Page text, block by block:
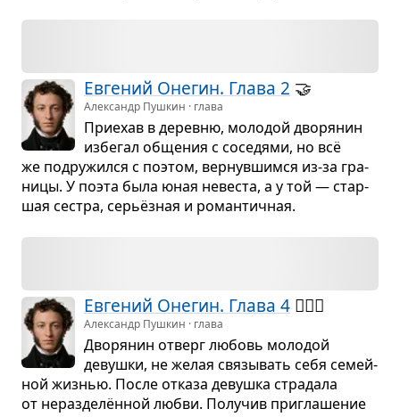
Евге­ний Оне­гин. Глава 2 🤝
Александр Пушкин · глава
При­е­хав в деревню, моло­дой дво­ря­нин
избе­гал обще­ния с сосе­дями, но всё
же подру­жился с поэтом, вер­нув­шимся из-за гра­
ницы. У поэта была юная неве­ста, а у той — стар­
шая сестра, серьёз­ная и роман­тич­ная.
Евге­ний Оне­гин. Глава 4 🙅🏻‍♂️
Александр Пушкин · глава
Дво­ря­нин отверг любовь моло­дой
девушки, не желая свя­зы­вать себя семей­
ной жиз­нью. После отказа девушка стра­дала
от нераз­делён­ной любви. Полу­чив при­гла­ше­ние